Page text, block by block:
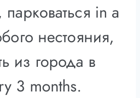
in a
нестояния,
из города в
3 months.